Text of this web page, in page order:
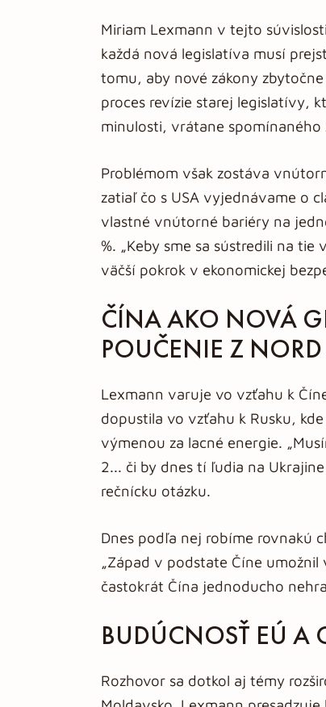
Miriam Lexmann v tejto
každá nová legislatíva musí
tomu, aby nové zákony
proces revízie starej legislatívy,
minulosti, vrátane
Problémom však zostáva
zatiaľ čo s USA vyjednávame o
vlastné vnútorné bariéry na
%. „Keby sme sa sústredili na
väčší pokrok v ekonomickej
ČÍNA AKO NOVÁ
POUČENIE Z NORD
Lexmann varuje vo vzťahu k
dopustila vo vzťahu k Rusku,
výmenou za lacné energie.
2... či by dnes tí ľudia na
rečnícku otázku.
Dnes podľa nej robíme rovnakú
„Západ v podstate Číne
častokrát Čína jednoducho
BUDÚCNOSŤ EÚ
Rozhovor sa dotkol aj témy